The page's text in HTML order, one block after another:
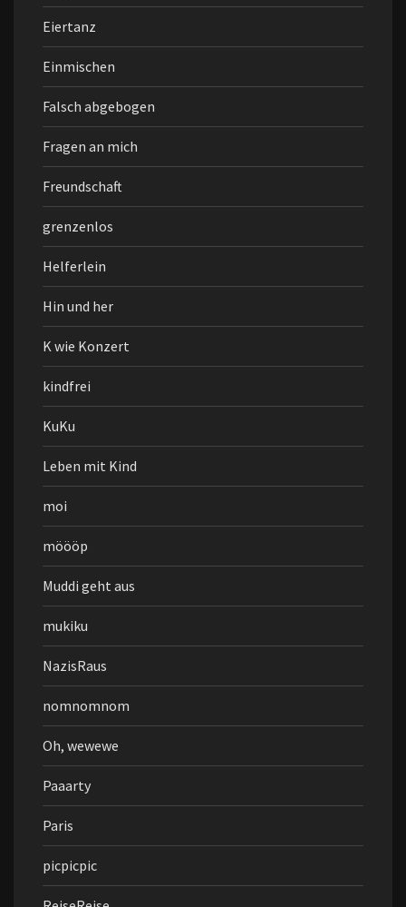
Eiertanz
Einmischen
Falsch abgebogen
Fragen an mich
Freundschaft
grenzenlos
Helferlein
Hin und her
K wie Konzert
kindfrei
KuKu
Leben mit Kind
moi
möööp
Muddi geht aus
mukiku
NazisRaus
nomnomnom
Oh, wewewe
Paaarty
Paris
picpicpic